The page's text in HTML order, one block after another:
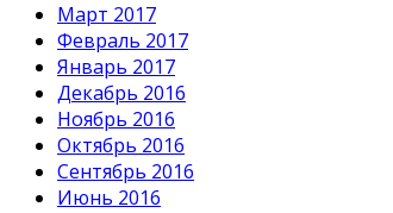
Март 2017
Февраль 2017
Январь 2017
Декабрь 2016
Ноябрь 2016
Октябрь 2016
Сентябрь 2016
Июнь 2016